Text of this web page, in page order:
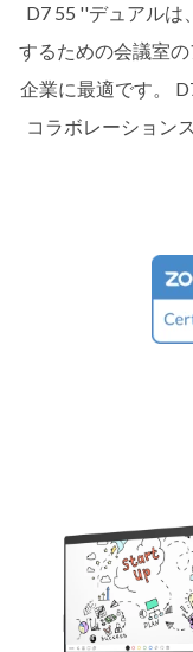
D7 55 ''デュアルは
するための会議室
企業に最適です。
コラボレーション